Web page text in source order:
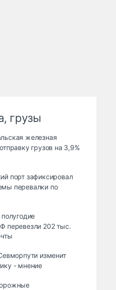
грузы
железная
грузов на 3,9%
порт зафиксировал
перевалки по
перевезли 202 тыс.
изменит
- мнение